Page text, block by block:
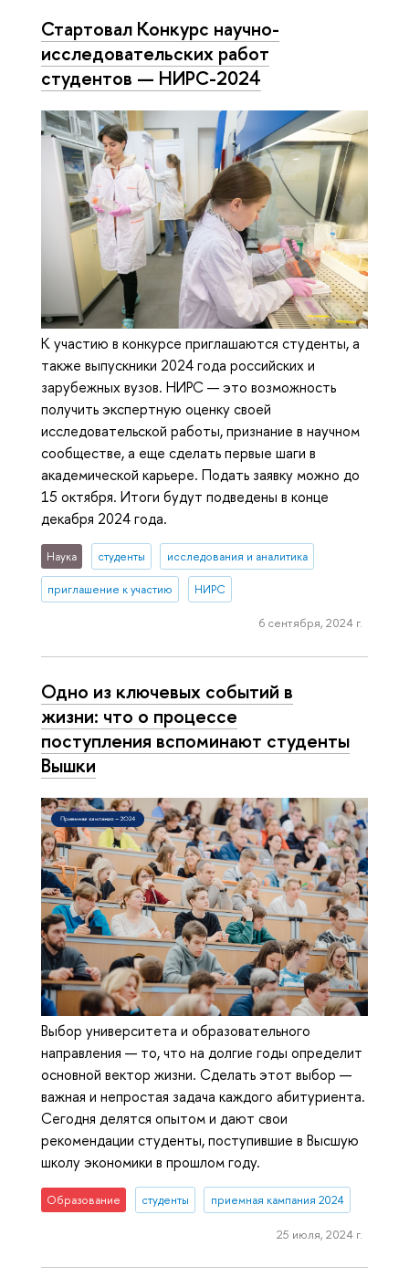
Стартовал Конкурс научно-
исследовательских работ
студентов — НИРС-2024
К участию в конкурсе приглашаются студенты, а
также выпускники 2024 года российских и
зарубежных вузов. НИРС — это возможность
получить экспертную оценку своей
исследовательской работы, признание в научном
сообществе, а еще сделать первые шаги в
академической карьере. Подать заявку можно до
15 октября. Итоги будут подведены в конце
декабря 2024 года.
Наука студенты исследования и аналитика
приглашение к участию НИРС
6 сентября, 2024 г.
Одно из ключевых событий в
жизни: что о процессе
поступления вспоминают студенты
Вышки
Выбор университета и образовательного
направления — то, что на долгие годы определит
основной вектор жизни. Сделать этот выбор —
важная и непростая задача каждого абитуриента.
Сегодня делятся опытом и дают свои
рекомендации студенты, поступившие в Высшую
школу экономики в прошлом году.
Образование студенты приемная кампания 2024
25 июля, 2024 г.